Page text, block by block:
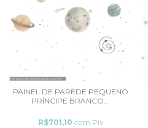
PAINEL DE PAREDE PEQUENO
PRÍNCIPE BRANCO...
R$701,10 com Pix